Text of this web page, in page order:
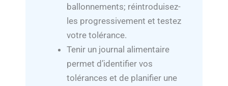
ballonnements; réintroduisez-
les progressivement et testez
votre tolérance.
Tenir un journal alimentaire
permet d’identifier vos
tolérances et de planifier une